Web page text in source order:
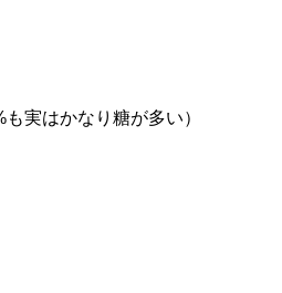
実はかなり糖が多い）